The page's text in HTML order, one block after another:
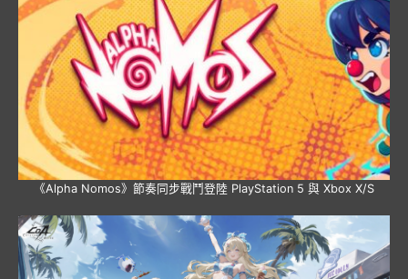
《Alpha Nomos》節奏同步戰鬥登陸 PlayStation 5 與 Xbox X/S